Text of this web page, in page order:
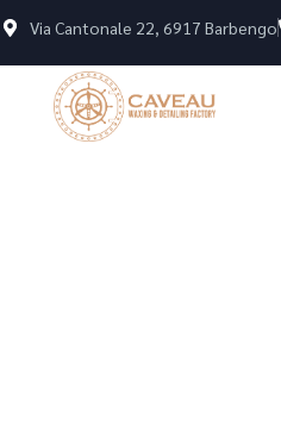
Via Cantonale 22, 6917 Barbengo